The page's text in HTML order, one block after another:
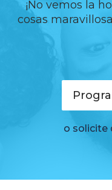
¡No vemos la
cosas
o solicite